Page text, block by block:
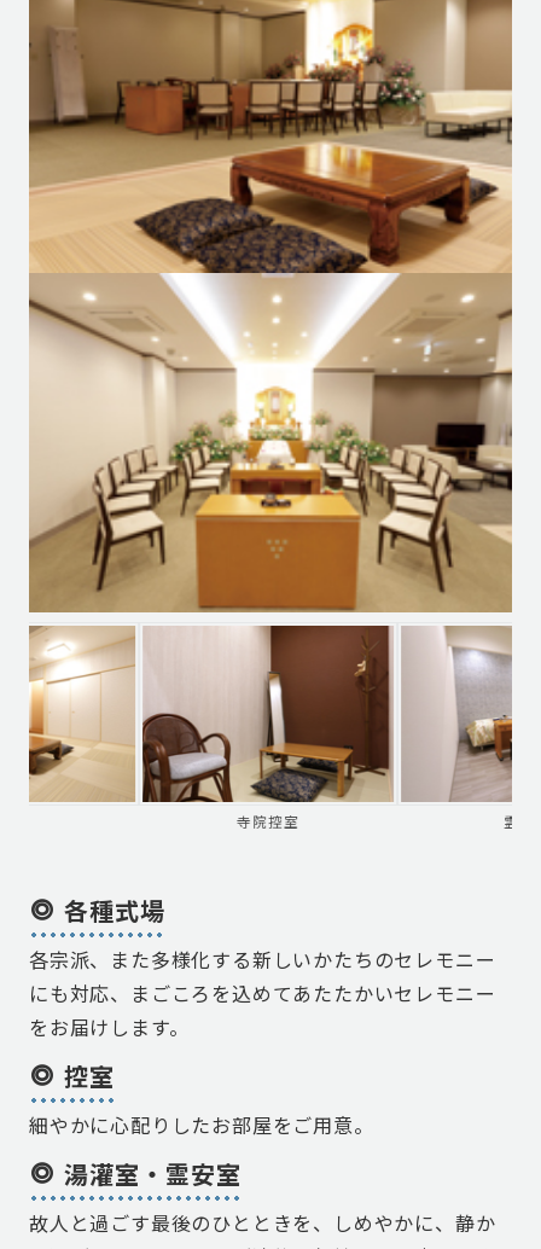
各種式場
各宗派、また多様化する新しいかたちのセレモニー
にも対応、まごころを込めてあたたかいセレモニー
をお届けします。
控室
細やかに心配りしたお部屋をご用意。
湯灌室・霊安室
故人と過ごす最後のひとときを、しめやかに、静か